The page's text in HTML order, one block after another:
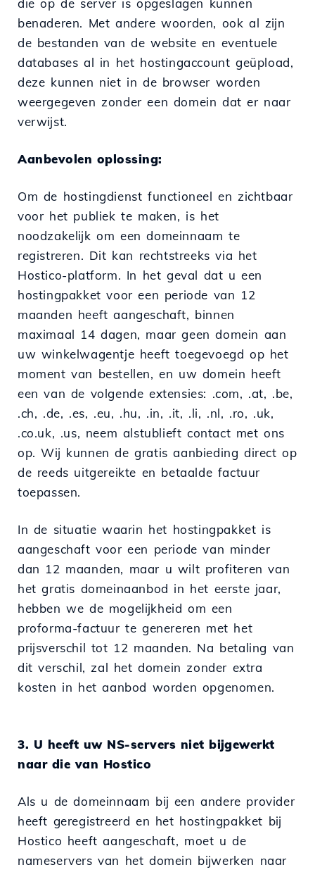
die op de server is opgeslagen kunnen
benaderen. Met andere woorden, ook al zijn
de bestanden van de website en eventuele
databases al in het hostingaccount geüpload,
deze kunnen niet in de browser worden
weergegeven zonder een domein dat er naar
verwijst.
Aanbevolen oplossing:
Om de hostingdienst functioneel en zichtbaar
voor het publiek te maken, is het
noodzakelijk om een domeinnaam te
registreren. Dit kan rechtstreeks via het
Hostico-platform. In het geval dat u een
hostingpakket voor een periode van 12
maanden heeft aangeschaft, binnen
maximaal 14 dagen, maar geen domein aan
uw winkelwagentje heeft toegevoegd op het
moment van bestellen, en uw domein heeft
een van de volgende extensies: .com, .at, .be,
.ch, .de, .es, .eu, .hu, .in, .it, .li, .nl, .ro, .uk,
.co.uk, .us, neem alstublieft contact met ons
op. Wij kunnen de gratis aanbieding direct op
de reeds uitgereikte en betaalde factuur
toepassen.
In de situatie waarin het hostingpakket is
aangeschaft voor een periode van minder
dan 12 maanden, maar u wilt profiteren van
het gratis domeinaanbod in het eerste jaar,
hebben we de mogelijkheid om een
proforma-factuur te genereren met het
prijsverschil tot 12 maanden. Na betaling van
dit verschil, zal het domein zonder extra
kosten in het aanbod worden opgenomen.
3. U heeft uw NS-servers niet bijgewerkt
naar die van Hostico
Als u de domeinnaam bij een andere provider
heeft geregistreerd en het hostingpakket bij
Hostico heeft aangeschaft, moet u de
nameservers van het domein bijwerken naar